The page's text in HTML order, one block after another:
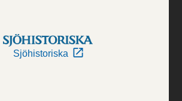
Sjöhistoriska